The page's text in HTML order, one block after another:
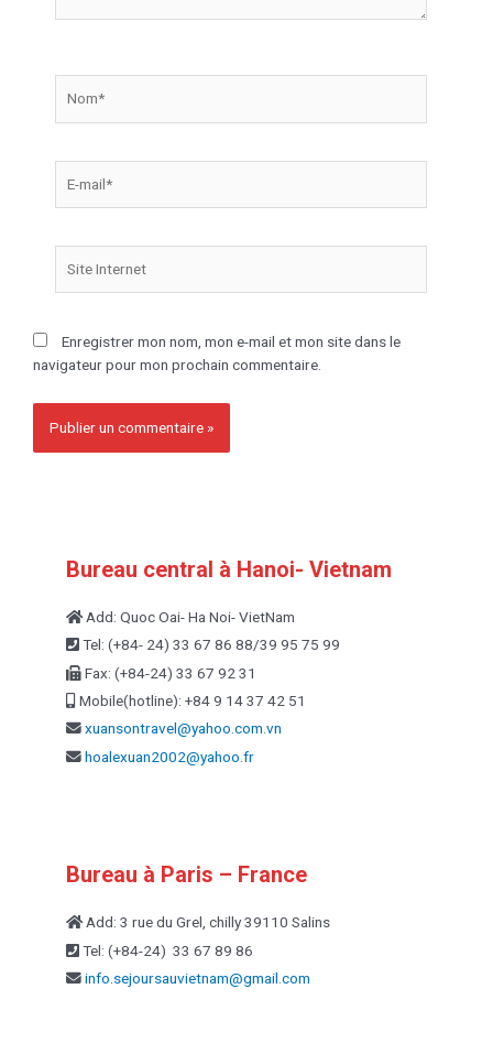
Enregistrer mon nom, mon e-mail et mon site dans le
navigateur pour mon prochain commentaire.
Bureau central à Hanoi- Vietnam
Add: Quoc Oai- Ha Noi- VietNam
Tel: (+84- 24) 33 67 86 88/39 95 75 99
Fax: (+84-24) 33 67 92 31
Mobile(hotline): +84 9 14 37 42 51
xuansontravel@yahoo.com.vn
hoalexuan2002@yahoo.fr
Bureau à Paris – France
Add: 3 rue du Grel, chilly 39110 Salins
Tel: (+84-24) 33 67 89 86
info.sejoursauvietnam@gmail.com